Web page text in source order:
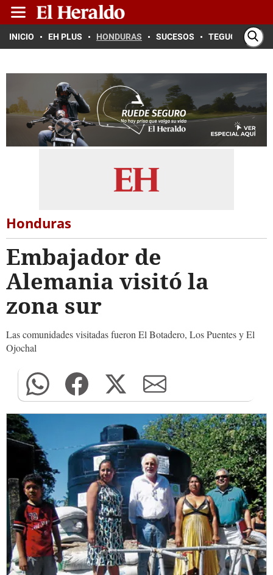
INICIO EH PLUS HONDURAS SUCESOS TEGUCIGALPA
Honduras
Embajador de
Alemania visitó la
zona sur
Las comunidades visitadas fueron El Botadero, Los Puentes y El
Ojochal